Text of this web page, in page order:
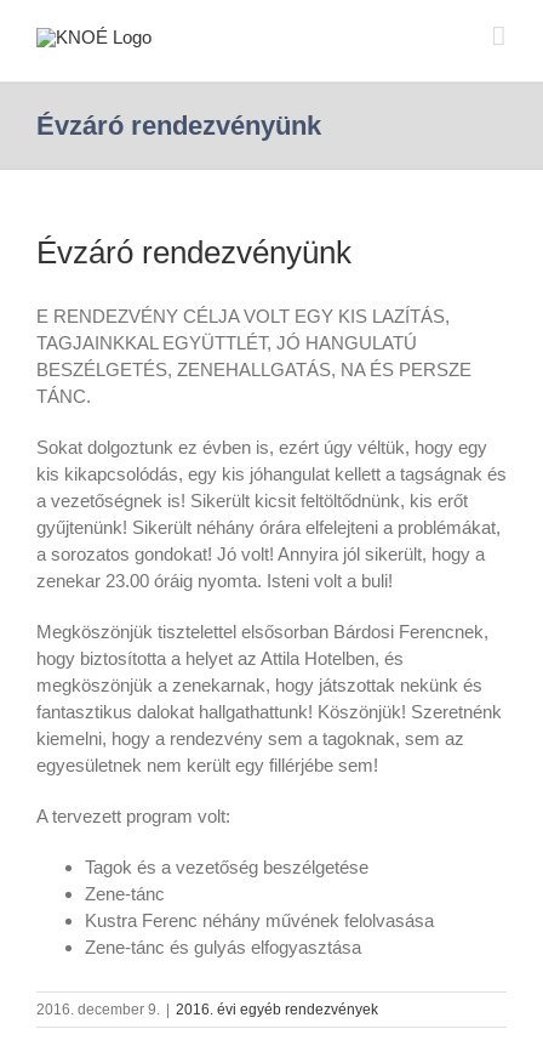
Évzáró rendezvényünk
Évzáró rendezvényünk
E RENDEZVÉNY CÉLJA VOLT EGY KIS LAZÍTÁS,
TAGJAINKKAL EGYÜTTLÉT, JÓ HANGULATÚ
BESZÉLGETÉS, ZENEHALLGATÁS, NA ÉS PERSZE
TÁNC.
Sokat dolgoztunk ez évben is, ezért úgy véltük, hogy egy
kis kikapcsolódás, egy kis jóhangulat kellett a tagságnak és
a vezetőségnek is! Sikerült kicsit feltöltődnünk, kis erőt
gyűjtenünk! Sikerült néhány órára elfelejteni a problémákat,
a sorozatos gondokat! Jó volt! Annyira jól sikerült, hogy a
zenekar 23.00 óráig nyomta. Isteni volt a buli!
Megköszönjük tisztelettel elsősorban Bárdosi Ferencnek,
hogy biztosította a helyet az Attila Hotelben, és
megköszönjük a zenekarnak, hogy játszottak nekünk és
fantasztikus dalokat hallgathattunk! Köszönjük! Szeretnénk
kiemelni, hogy a rendezvény sem a tagoknak, sem az
egyesületnek nem került egy fillérjébe sem!
A tervezett program volt:
Tagok és a vezetőség beszélgetése
Zene-tánc
Kustra Ferenc néhány művének felolvasása
Zene-tánc és gulyás elfogyasztása
2016. december 9. 2016. évi egyéb rendezvények